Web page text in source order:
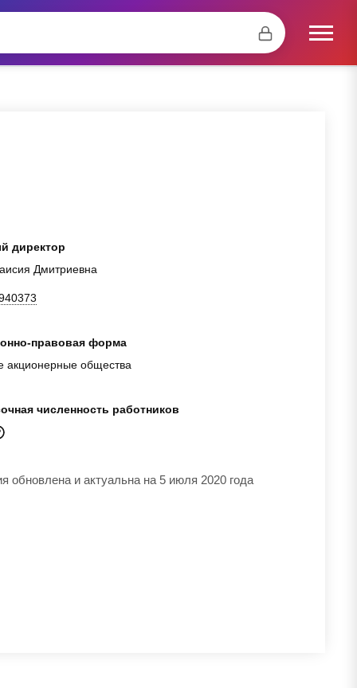
директор
Дмитриевна
правовая форма
акционерные общества
численность работников
обновлена и актуальна на 5 июля 2020 года